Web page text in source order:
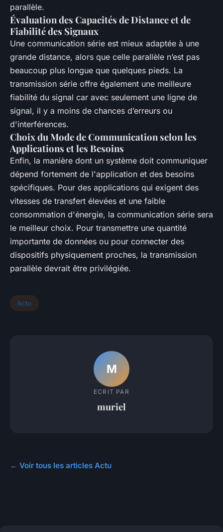
parallèle.
Évaluation des Capacités de Distance et de
Fiabilité des Signaux
Une communication série est mieux adaptée à une
grande distance, alors que celle parallèle n’est pas
beaucoup plus longue que quelques pieds. La
transmission série offre également une meilleure
fiabilité du signal car avec seulement une ligne de
signal, il y a moins de chances d’erreurs ou
d'interférences.
Choix du Mode de Communication selon les
Applications et les Besoins
Enfin, la manière dont un système doit communiquer
dépend fortement de l'application et des besoins
spécifiques. Pour des applications qui exigent des
vitesses de transfert élevées et une faible
consommation d'énergie, la communication série sera
le meilleur choix. Pour transmettre une quantité
importante de données ou pour connecter des
dispositifs physiquement proches, la transmission
parallèle devrait être privilégiée.
Actu
M
ECRIT PAR
muriel
← Voir tous les articles Actu